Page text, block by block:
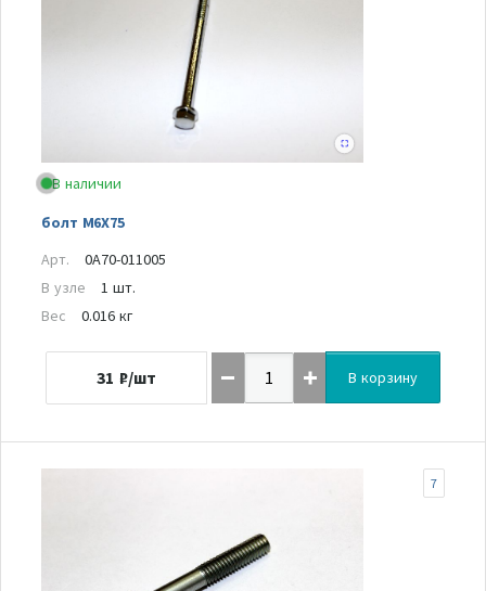
В наличии
болт M6X75
Арт.
0A70-011005
В узле
1 шт.
Вес
0.016 кг
31 ₽/шт В корзину
7